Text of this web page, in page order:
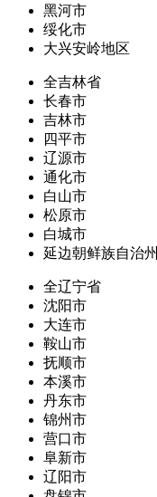
黑河市
绥化市
大兴安岭地区
全吉林省
长春市
吉林市
四平市
辽源市
通化市
白山市
松原市
白城市
延边朝鲜族自治州
全辽宁省
沈阳市
大连市
鞍山市
抚顺市
本溪市
丹东市
锦州市
营口市
阜新市
辽阳市